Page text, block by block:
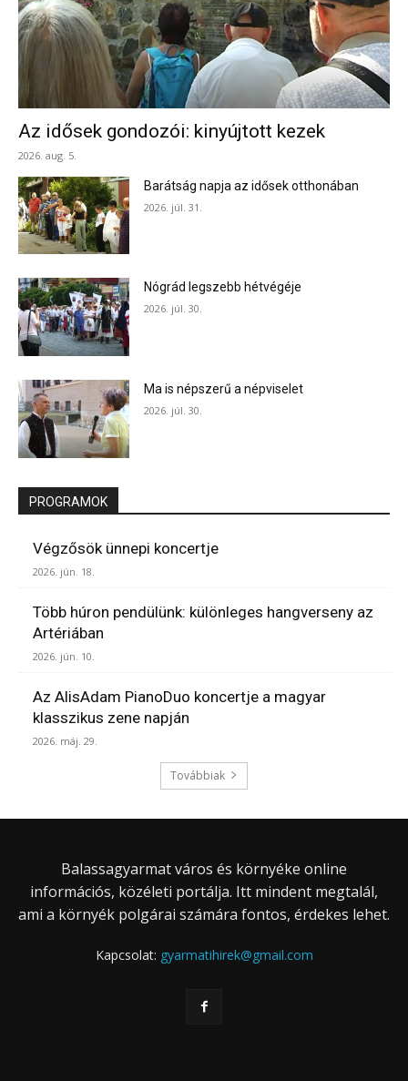
Az idősek gondozói: kinyújtott kezek
2026. aug. 5.
Barátság napja az idősek otthonában
2026. júl. 31.
Nógrád legszebb hétvégéje
2026. júl. 30.
Ma is népszerű a népviselet
2026. júl. 30.
PROGRAMOK
Végzősök ünnepi koncertje
2026. jún. 18.
Több húron pendülünk: különleges hangverseny az
Artériában
2026. jún. 10.
Az AlisAdam PianoDuo koncertje a magyar
klasszikus zene napján
2026. máj. 29.
Továbbiak
Balassagyarmat város és környéke online
információs, közéleti portálja. Itt mindent megtalál,
ami a környék polgárai számára fontos, érdekes lehet.
Kapcsolat: gyarmatihirek@gmail.com